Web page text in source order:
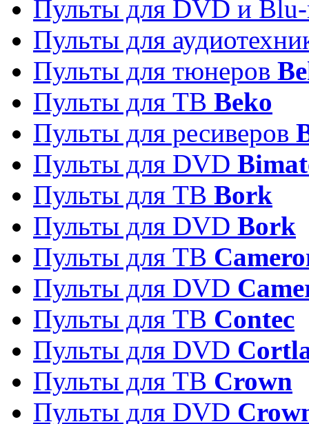
Пульты для DVD и
Пульты для
Пульты для тюнеров
Пульты для ТВ Beko
Пульты для ресиверов
Пульты для DVD
Пульты для ТВ Bork
Пульты для DVD Bork
Пульты для ТВ
Пульты для DVD
Пульты для ТВ Contec
Пульты для DVD
Пульты для ТВ Crown
Пульты для DVD